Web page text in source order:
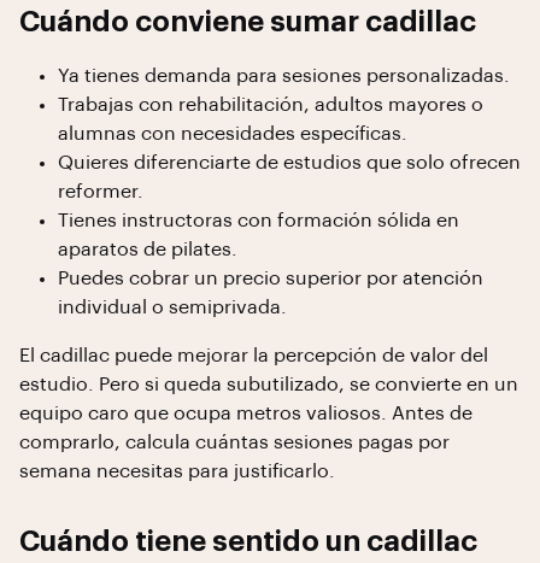
Cuándo conviene sumar cadillac
Ya tienes demanda para sesiones personalizadas.
Trabajas con rehabilitación, adultos mayores o
alumnas con necesidades específicas.
Quieres diferenciarte de estudios que solo ofrecen
reformer.
Tienes instructoras con formación sólida en
aparatos de pilates.
Puedes cobrar un precio superior por atención
individual o semiprivada.
El cadillac puede mejorar la percepción de valor del
estudio. Pero si queda subutilizado, se convierte en un
equipo caro que ocupa metros valiosos. Antes de
comprarlo, calcula cuántas sesiones pagas por
semana necesitas para justificarlo.
Cuándo tiene sentido un cadillac